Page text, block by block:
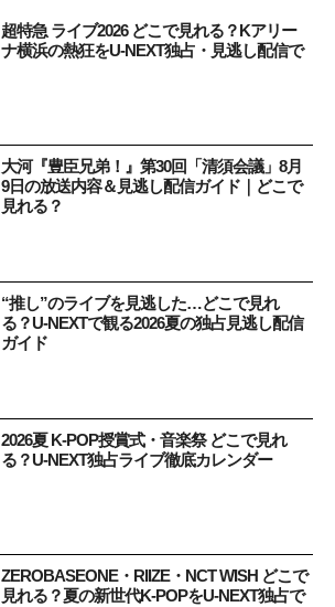
超特急 ライブ2026 どこで見れる？Kアリー
ナ横浜の熱狂をU-NEXT独占・見逃し配信で
大河『豊臣兄弟！』第30回「清須会議」8月
9日の放送内容＆見逃し配信ガイド｜どこで
見れる？
“推し”のライブを見逃した…どこで見れ
る？U-NEXTで観る2026夏の独占見逃し配信
ガイド
2026夏 K-POP授賞式・音楽祭 どこで見れ
る？U-NEXT独占ライブ徹底カレンダー
ZEROBASEONE・RIIZE・NCT WISH どこで
見れる？夏の新世代K-POPをU-NEXT独占で